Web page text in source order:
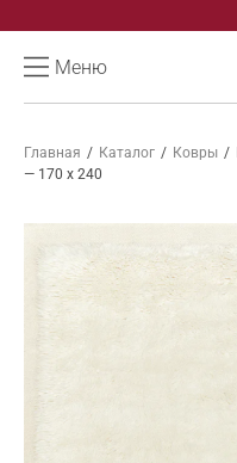
Меню
Главная / Каталог / Ковры /
— 170 x 240